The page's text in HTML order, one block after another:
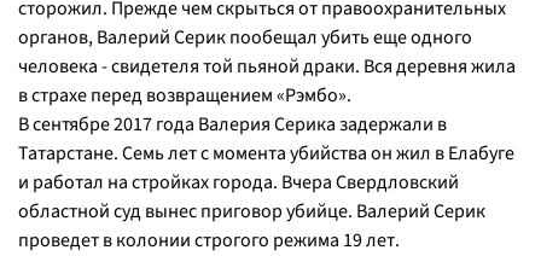
сторожил. Прежде чем скрыться от правоохранительных
органов, Валерий Серик пообещал убить еще одного
человека - свидетеля той пьяной драки. Вся деревня жила
в страхе перед возвращением «Рэмбо».
В сентябре 2017 года Валерия Серика задержали в
Татарстане. Семь лет с момента убийства он жил в Елабуге
и работал на стройках города. Вчера Свердловский
областной суд вынес приговор убийце. Валерий Серик
проведет в колонии строгого режима 19 лет.